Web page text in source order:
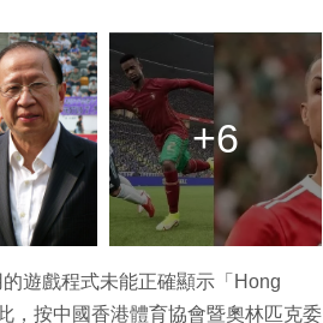
+6
遊戲程式未能正確顯示「Hong
，按中國香港體育協會暨奧林匹克委